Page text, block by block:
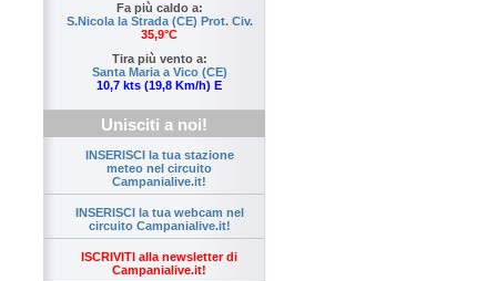
Fa più caldo a:
S.Nicola la Strada (CE) Prot. Civ.
35,9°C
Tira più vento a:
Santa Maria a Vico (CE)
10,7 kts (19,8 Km/h) E
Unisciti a noi!
INSERISCI la tua stazione
meteo nel circuito
Campanialive.it!
INSERISCI la tua webcam nel
circuito Campanialive.it!
ISCRIVITI alla newsletter di
Campanialive.it!